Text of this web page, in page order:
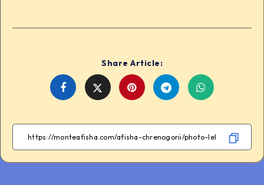
Share Article:
Share
Facebook
Share
Twitter
Share
Telegram
Share
WhatsApp